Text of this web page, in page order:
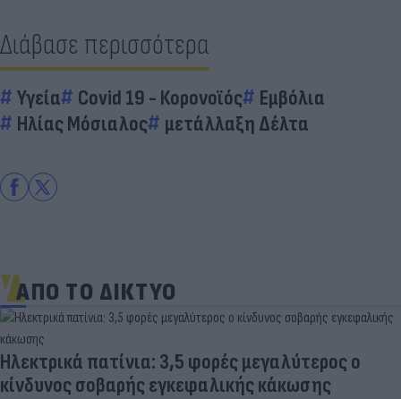
Διάβασε περισσότερα
Υγεία Covid 19 - Κορονοϊός
Εμβόλια
Ηλίας Μόσιαλος
μετάλλαξη Δέλτα
ΑΠΟ ΤΟ ΔΙΚΤΥΟ
Ηλεκτρικά πατίνια: 3,5 φορές μεγαλύτερος ο
κίνδυνος σοβαρής εγκεφαλικής κάκωσης